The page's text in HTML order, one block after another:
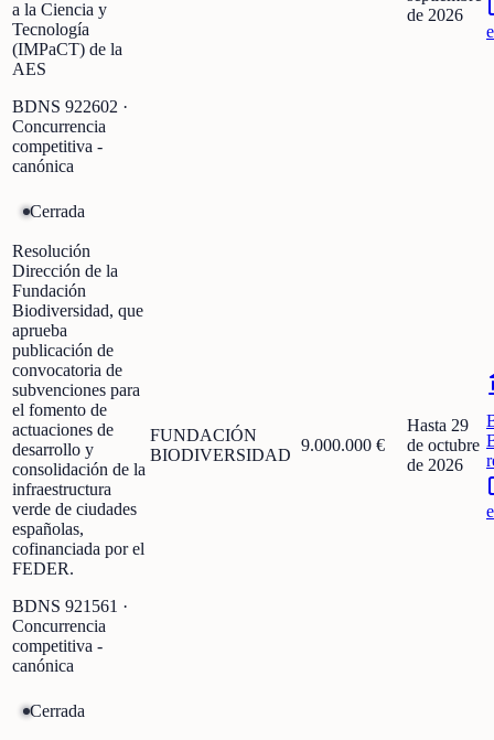
a la Ciencia y
Tecnología
(IMPaCT) de la
AES
BDNS 922602 ·
Concurrencia
competitiva -
canónica
de 2026
Cerrada
Resolución
Dirección de la
Fundación
Biodiversidad, que
aprueba
publicación de
convocatoria de
subvenciones para
el fomento de
actuaciones de
desarrollo y
consolidación de la
infraestructura
verde de ciudades
españolas,
cofinanciada por el
FEDER.
BDNS 921561 ·
Concurrencia
competitiva -
canónica
FUNDACIÓN
BIODIVERSIDAD
9.000.000 €
Hasta 29
de octubre
de 2026
Cerrada